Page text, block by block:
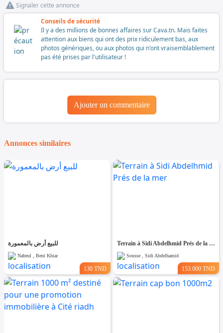
Signaler cette annonce
Conseils de sécurité
Il y a des millions de bonnes affaires sur Cava.tn. Mais faites
attention aux biens qui ont des prix ridiculement bas, aux
photos génériques, ou aux photos qui n'ont vraisemblablement
pas été prises par l'utilisateur !
Ajouter un commentaire
Annonces similaires
للبيع أرض بالمعمورة
Nabeul , Beni Khiar
130 TND
Terrain à Sidi Abdelhmid Prés de la mer
Sousse , Sidi Abdelhamid
153.000 TND